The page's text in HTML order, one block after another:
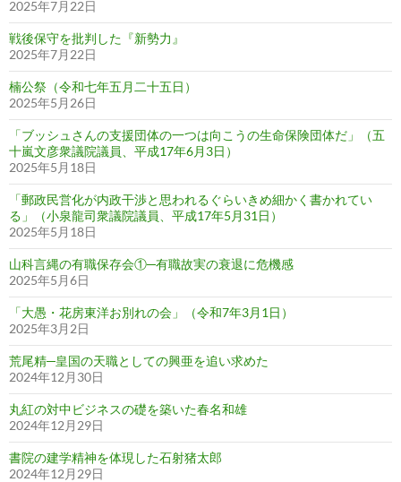
2025年7月22日
戦後保守を批判した『新勢力』
2025年7月22日
楠公祭（令和七年五月二十五日）
2025年5月26日
「ブッシュさんの支援団体の一つは向こうの生命保険団体だ」（五
十嵐文彦衆議院議員、平成17年6月3日）
2025年5月18日
「郵政民営化が内政干渉と思われるぐらいきめ細かく書かれてい
る」（小泉龍司衆議院議員、平成17年5月31日）
2025年5月18日
山科言縄の有職保存会①─有職故実の衰退に危機感
2025年5月6日
「大愚・花房東洋お別れの会」（令和7年3月1日）
2025年3月2日
荒尾精─皇国の天職としての興亜を追い求めた
2024年12月30日
丸紅の対中ビジネスの礎を築いた春名和雄
2024年12月29日
書院の建学精神を体現した石射猪太郎
2024年12月29日